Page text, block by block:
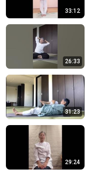
33:12
26:33
31:23
29:24